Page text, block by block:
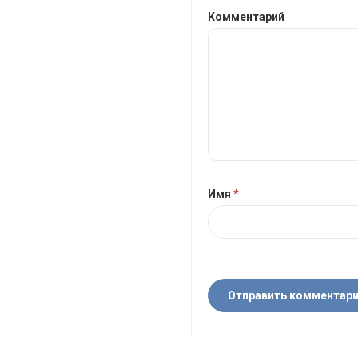
Комментарий
Имя *